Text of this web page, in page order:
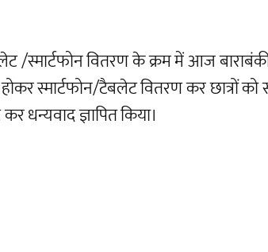
/स्मार्टफोन वितरण के क्रम में आज
होकर स्मार्टफोन/टैबलेट वितरण कर छात्रों को
धन्यवाद ज्ञापित किया।